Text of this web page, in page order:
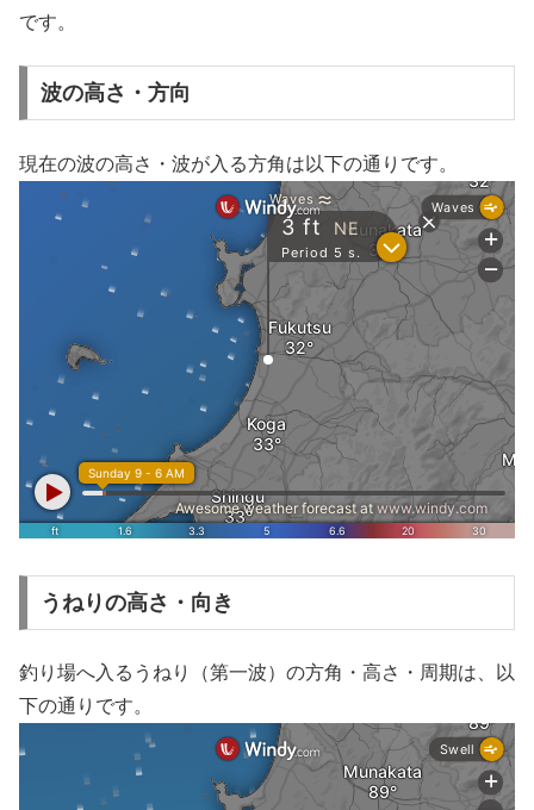
です。
波の高さ・方向
現在の波の高さ・波が入る方角は以下の通りです。
うねりの高さ・向き
釣り場へ入るうねり（第一波）の方角・高さ・周期は、以
下の通りです。